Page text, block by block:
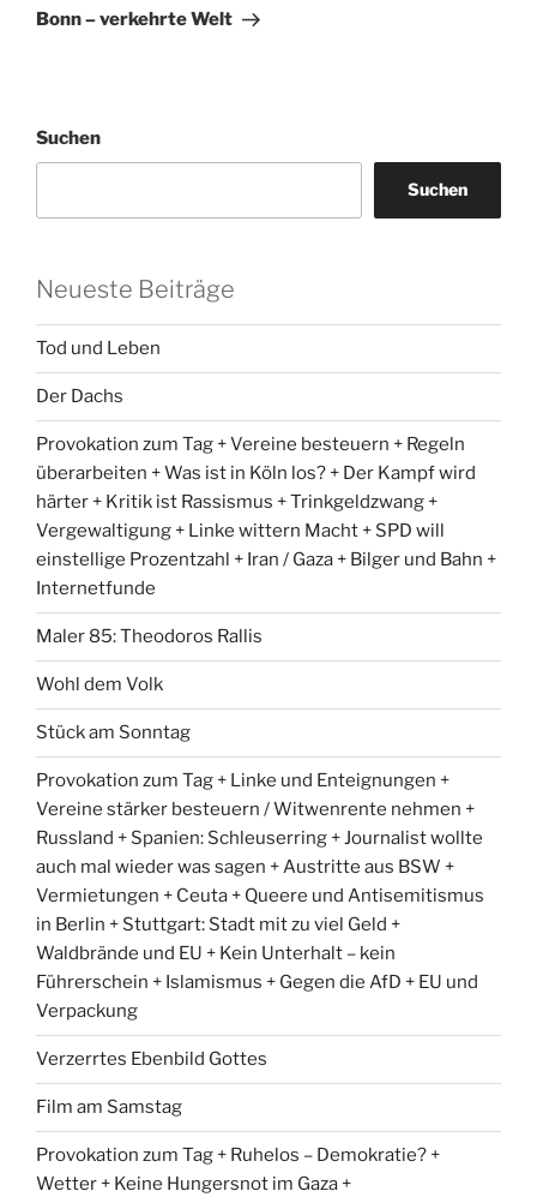
Beitrag
Bonn – verkehrte Welt
Suchen
Suchen
Neueste Beiträge
Tod und Leben
Der Dachs
Provokation zum Tag + Vereine besteuern + Regeln
überarbeiten + Was ist in Köln los? + Der Kampf wird
härter + Kritik ist Rassismus + Trinkgeldzwang +
Vergewaltigung + Linke wittern Macht + SPD will
einstellige Prozentzahl + Iran / Gaza + Bilger und Bahn +
Internetfunde
Maler 85: Theodoros Rallis
Wohl dem Volk
Stück am Sonntag
Provokation zum Tag + Linke und Enteignungen +
Vereine stärker besteuern / Witwenrente nehmen +
Russland + Spanien: Schleuserring + Journalist wollte
auch mal wieder was sagen + Austritte aus BSW +
Vermietungen + Ceuta + Queere und Antisemitismus
in Berlin + Stuttgart: Stadt mit zu viel Geld +
Waldbrände und EU + Kein Unterhalt – kein
Führerschein + Islamismus + Gegen die AfD + EU und
Verpackung
Verzerrtes Ebenbild Gottes
Film am Samstag
Provokation zum Tag + Ruhelos – Demokratie? +
Wetter + Keine Hungersnot im Gaza +